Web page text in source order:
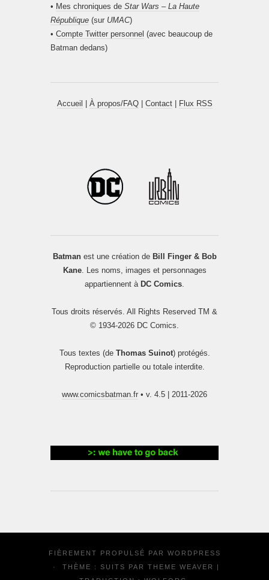
• Mes chroniques de Star Wars – La Haute
République (sur UMAC)
• Compte Twitter personnel (avec beaucoup de
Batman dedans)
Accueil | À propos/FAQ| Contact| Flux RSS
Batmanest une création de Bill Finger & Bob
Kane. Les noms, images et personnages
appartiennent à DC Comics
Tous droits réservés. All Rights Reserved TM &
© 1934-2026 DC Comics.
Tous textes (de Thomas Suinot) protégés.
Reproduction partielle ou totale interdite.
www.comicsbatman.fr • v. 4.5 | 2011-2026
FIÈREMENT PROPULSÉ PAR WORDPRESS
·
THÈME : SUITS PAR THEME WEAVER
|